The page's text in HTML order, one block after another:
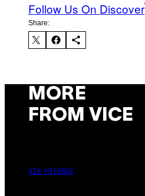
Follow Us On Discover
Share:
MORE
FROM VICE
VIA HISENSE